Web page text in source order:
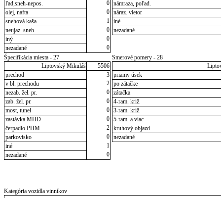
ľad,sneh-nepos.
0
olej, nafta
0
snehová kaša
1
neujaz. sneh
0
iný
0
nezadané
0
námraza, poľad.
náraz. vietor
iné
nezadané
Špecifikácia miesta - 27
Liptovský Mikuláš
5506
prechod
3
v bl. prechodu
2
nezab. žel. pr.
0
zab. žel. pr.
0
most, tunel
0
zastávka MHD
0
čerpadlo PHM
2
parkovisko
0
iné
1
nezadané
0
Smerové pomery - 28
priamy úsek
po zátačke
zátačka
4-ram. križ.
3-ram. križ.
5-ram. a viac
kruhový objazd
nezadané
Kategória vozidla vinníkov